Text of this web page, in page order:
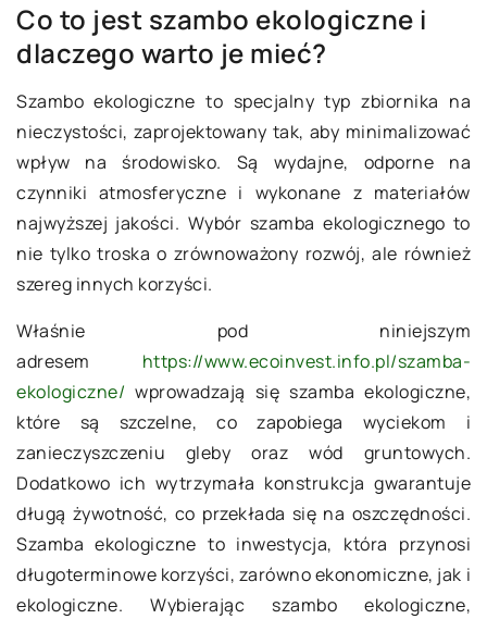
Co to jest szambo ekologiczne i
dlaczego warto je mieć?
Szambo ekologiczne to specjalny typ zbiornika na
nieczystości, zaprojektowany tak, aby minimalizować
wpływ na środowisko. Są wydajne, odporne na
czynniki atmosferyczne i wykonane z materiałów
najwyższej jakości. Wybór szamba ekologicznego to
nie tylko troska o zrównoważony rozwój, ale również
szereg innych korzyści.
Właśnie pod niniejszym
adresem https://www.ecoinvest.info.pl/szamba-
ekologiczne/ wprowadzają się szamba ekologiczne,
które są szczelne, co zapobiega wyciekom i
zanieczyszczeniu gleby oraz wód gruntowych.
Dodatkowo ich wytrzymała konstrukcja gwarantuje
długą żywotność, co przekłada się na oszczędności.
Szamba ekologiczne to inwestycja, która przynosi
długoterminowe korzyści, zarówno ekonomiczne, jak i
ekologiczne. Wybierając szambo ekologiczne,